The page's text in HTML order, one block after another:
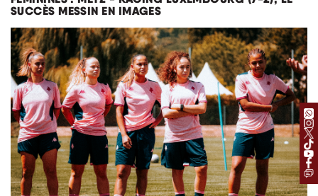
SUCCÈS MESSIN EN IMAGES